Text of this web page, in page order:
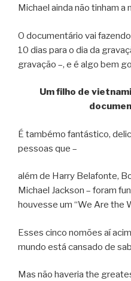
Michael ainda não tinham a
O documentário vai
10 dias para o dia da
gravação –, e é algo bem
Um filho de
É tambémo fantástico,
pessoas que –
além de Harry Belafonte,
Michael Jackson – foram
houvesse um “We Are the
Esses cinco nomões aí
mundo está cansado de
Mas não haveria the